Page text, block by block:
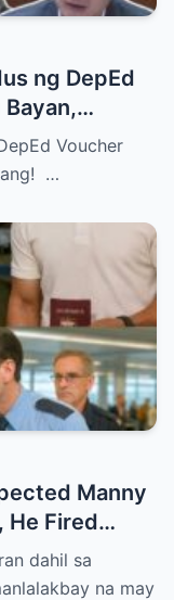
ng DepEd
Voucher
…
Manny
He Fired
dahil sa
na may